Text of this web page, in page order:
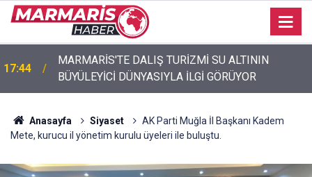
MARMARİS'TE DALIŞ TURİZMİ SU ALTININ
BÜYÜLEYİCİ DÜNYASIYLA İLGİ GÖRÜYOR
17:40
Akyaka’da engelli vatandaş plaja girebilmek için
emeklemek zorunda kaldı
Anasayfa Siyaset
AK Parti Muğla İl Başkanı Kadem
Mete, kurucu il yönetim kurulu üyeleri ile buluştu.